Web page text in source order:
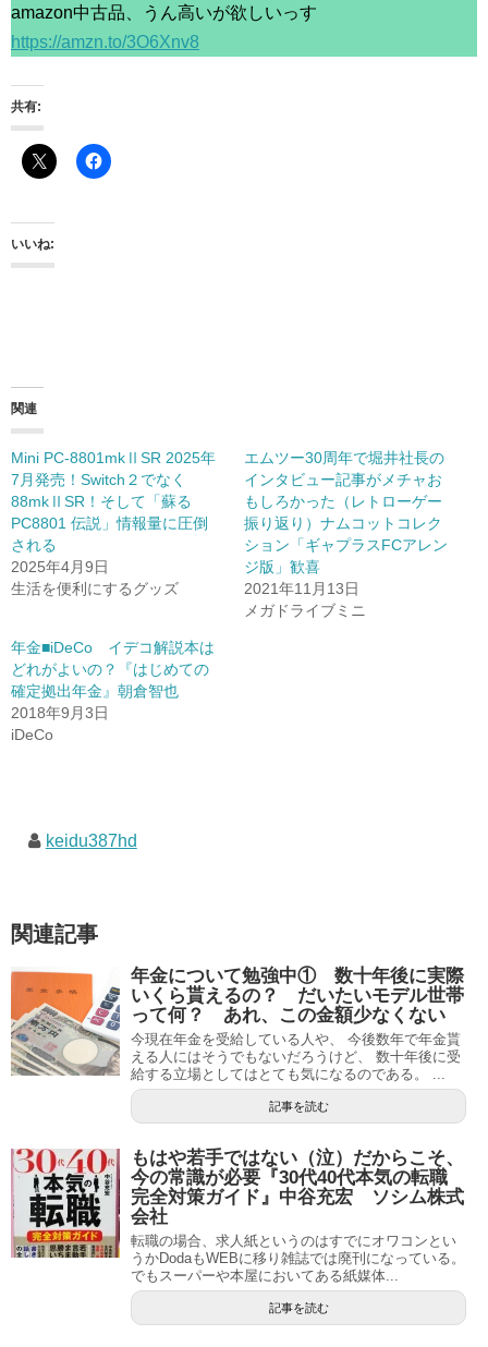
amazon中古品、うん高いが欲しいっす
https://amzn.to/3O6Xnv8
共有:
いいね:
関連
Mini PC-8801mkⅡSR 2025年
7月発売！Switch２でなく
88mkⅡSR！そして「蘇る
PC8801 伝説」情報量に圧倒
される
2025年4月9日
生活を便利にするグッズ
エムツー30周年で堀井社長の
インタビュー記事がメチャお
もしろかった（レトローゲー
振り返り）ナムコットコレク
ション「ギャプラスFCアレン
ジ版」歓喜
2021年11月13日
メガドライブミニ
年金■iDeCo イデコ解説本は
どれがよいの？『はじめての
確定拠出年金』朝倉智也
2018年9月3日
iDeCo
keidu387hd
関連記事
年金について勉強中① 数十年後に実際
いくら貰えるの？ だいたいモデル世帯
って何？ あれ、この金額少なくない
今現在年金を受給している人や、 今後数年で年金貰
える人にはそうでもないだろうけど、 数十年後に受
給する立場としてはとても気になるのである。 ...
記事を読む
もはや若手ではない（泣）だからこそ、
今の常識が必要『30代40代本気の転職
完全対策ガイド』中谷充宏 ソシム株式
会社
転職の場合、求人紙というのはすでにオワコンとい
うかDodaもWEBに移り雑誌では廃刊になっている。
でもスーパーや本屋においてある紙媒体...
記事を読む